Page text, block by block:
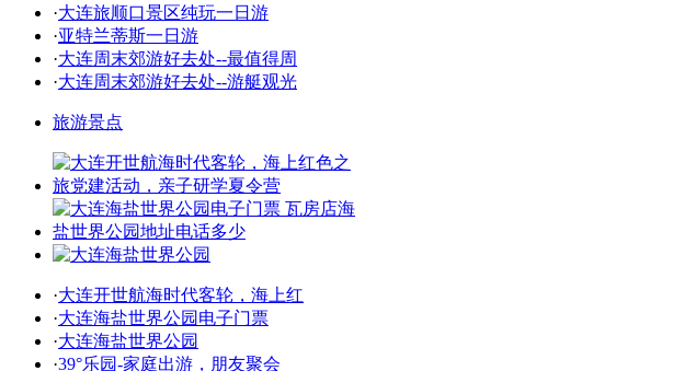
·大连旅顺口景区纯玩一日游
·亚特兰蒂斯一日游
·大连周末郊游好去处--最值得周
·大连周末郊游好去处--游艇观光
旅游景点
·大连开世航海时代客轮，海上红
·大连海盐世界公园电子门票
·大连海盐世界公园
·39°乐园-家庭出游，朋友聚会